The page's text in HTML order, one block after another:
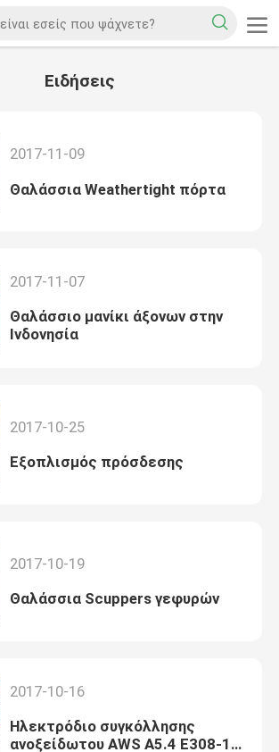
Ειδήσεις
2017-11-09
Θαλάσσια Weathertight πόρτα
2017-11-07
Θαλάσσιο μανίκι άξονων στην
Ινδονησία
2017-10-25
Εξοπλισμός πρόσδεσης
2017-10-19
Θαλάσσια Scuppers γεφυρών
2017-10-16
Ηλεκτρόδιο συγκόλλησης
ανοξείδωτου AWS A5.4 E308-16